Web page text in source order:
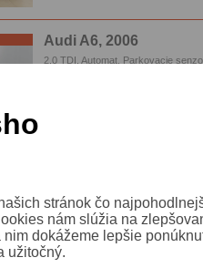
Audi A6, 2006
2.0 TDI, Automat, Parkovacie
3.0 TDI , 4x4, Závesné zariadenie,
senzory, Xenóny
Výbava automobilu
O automobilu
171 kW,
stránok čo
nám slúžia na
dokážeme lepšie
užitočný.